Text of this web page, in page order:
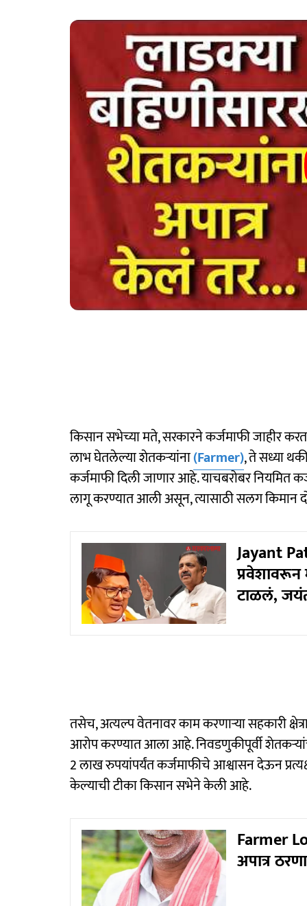
किसान सभेच्या मते, सरकारने कर्जमाफी जाहीर
लाभ घेतलेल्या शेतकऱ्यांना(Farmer), ते सध्या
कर्जमाफी दिली जाणार आहे. याचबरोबर नियमित
लागू करण्यात आली असून, त्यासाठी सलग किमान
Jayant
प्रवेशावरून
टाळलं,
तसेच, अत्यल्प वेतनावर काम करणाऱ्या सहकारी
आरोप करण्यात आला आहे. निवडणुकीपूर्वी
2 लाख रुपयांपर्यंत कर्जमाफीचे आश्वासन देऊन
केल्याची टीका किसान सभेने केली आहे.
Farmer
अपात्र